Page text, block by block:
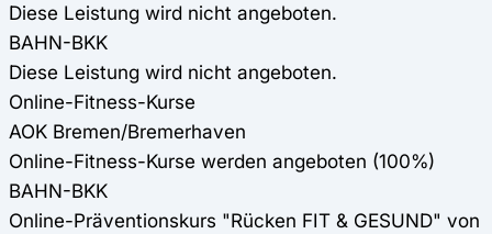
Diese Leistung wird nicht angeboten.
BAHN-BKK
Diese Leistung wird nicht angeboten.
Online-Fitness-Kurse
AOK Bremen/Bremerhaven
Online-Fitness-Kurse werden angeboten (100%)
BAHN-BKK
Online-Präventionskurs "Rücken FIT & GESUND" von